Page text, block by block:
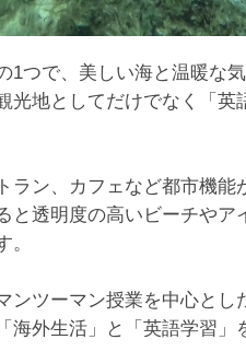
つで、美しい海と温暖な
光地としてだけでなく「
ン、カフェなど都市機
透明度の高いビーチやア
ンツーマン授業を中心と
海外生活」と「英語学習